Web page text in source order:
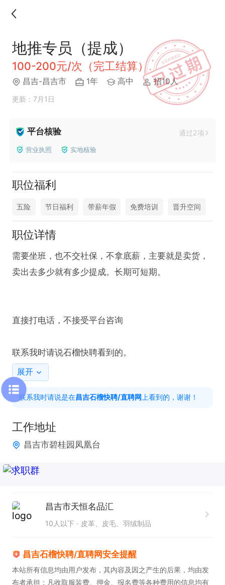
地推专员（提成）
100-200元/次（完工结算）
昌吉-昌吉市 1年 高中 招10人
更新：7月1日
平台核验 通过2项
营业执照 实地核验
职位福利
五险 节日福利 带薪年假 免费培训 晋升空间
职位详情
需要坐班，也不交社保，不拿底薪，主要就是卖货，
卖出去多少就有多少提成。长期可短期。
直接打电话，不接受平台咨询
联系我时请说石榴快聘看到的。
展开
联系我时请说是在昌吉石榴快聘/直聘网 上看到的，谢谢！
工作地址
昌吉市碧桂园凤凰台
昌吉市天恒名品汇
10人以下 皮革、皮毛、羽绒制品
昌吉石榴快聘/直聘网安全提醒
本站所有信息均由用户发布，其内容及因之产生的后果，均由发
布者承担；凡收取服装费、押金、报名费等各种费用的信息均有